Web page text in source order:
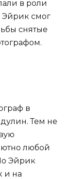
в роли
Эйрик смог
снятые
в
Тем не
любой
Эйрик
и на